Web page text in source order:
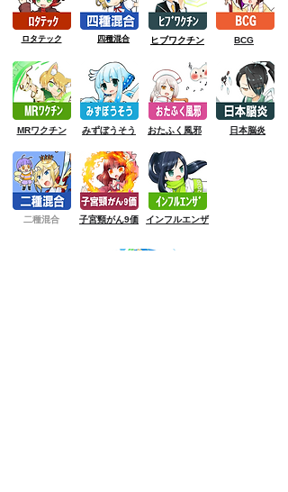
四種混合
ロタテック
日本脳炎
おたふく風邪
みずぼうそう
MRワクチン
BCG
ヒブワクチン
二種混合 子宮頸がん9価 インフルエンザ